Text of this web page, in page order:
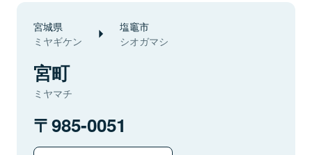
宮城県
ミヤギケン
塩竈市
シオガマシ
宮町
ミヤマチ
985-0051